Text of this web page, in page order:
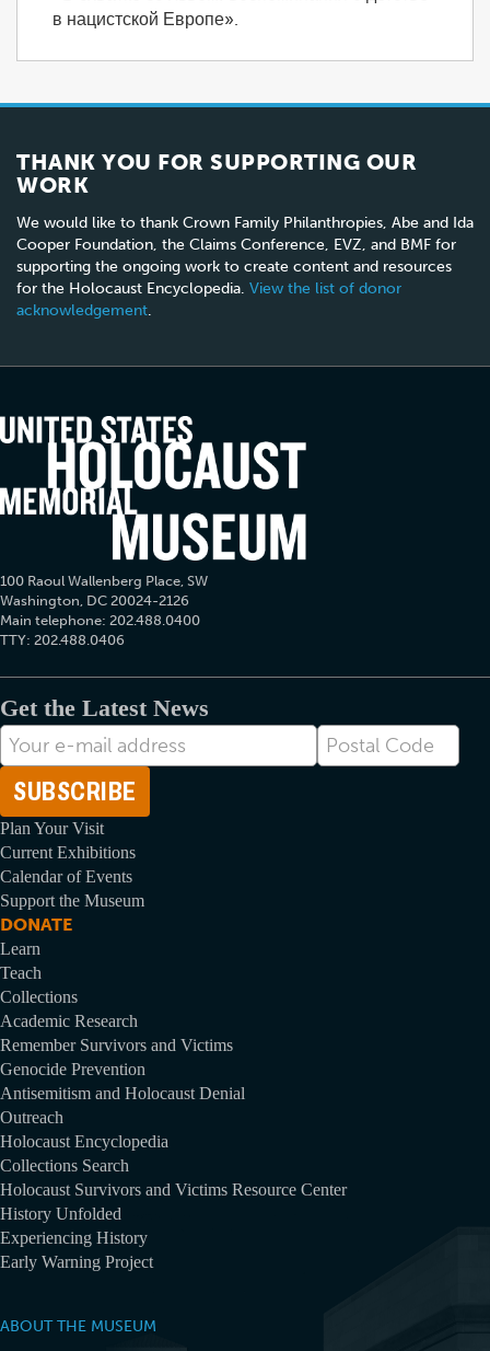
в нацистской Европе».
THANK YOU FOR SUPPORTING OUR
WORK
We would like to thank Crown Family Philanthropies, Abe and Ida
Cooper Foundation, the Claims Conference, EVZ, and BMF for
supporting the ongoing work to create content and resources
for the Holocaust Encyclopedia. View the list of donor
acknowledgement.
100 Raoul Wallenberg Place, SW
Washington, DC 20024-2126
Main telephone: 202.488.0400
TTY: 202.488.0406
Get the Latest News
Адрес
вашей
электронной
почты
Postal
Code
Plan Your Visit
Current Exhibitions
Calendar of Events
Support the Museum
DONATE
Learn
Teach
Collections
Academic Research
Remember Survivors and Victims
Genocide Prevention
Antisemitism and Holocaust Denial
Outreach
Holocaust Encyclopedia
Collections Search
Holocaust Survivors and Victims Resource Center
History Unfolded
Experiencing History
Early Warning Project
ABOUT THE MUSEUM